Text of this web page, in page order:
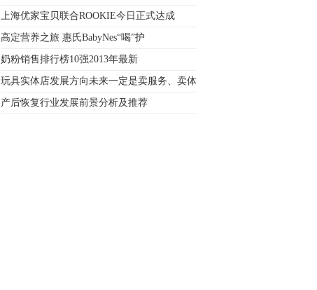
上海优家宝贝联合ROOKIE今日正式达成
高定营养之旅 惠氏BabyNes“喝”护
奶粉销售排行榜10强2013年最新
玩具实体店发展方向未来一定是卖服务、卖体
产后恢复行业发展前景分析及推荐